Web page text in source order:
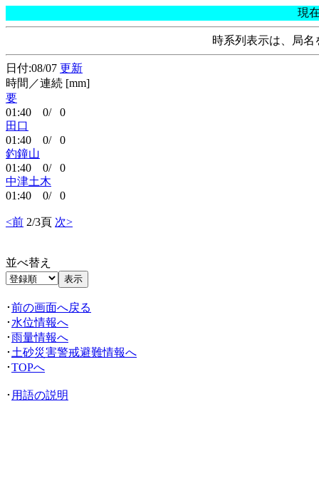
現
時系列表示は、局
日付:08/07 更新
時間／連続 [mm]
要
01:40 0/ 0
田口
01:40 0/ 0
釣鐘山
01:40 0/ 0
中津土木
01:40 0/ 0
<前 2/3頁 次>
並べ替え
･前の画面へ戻る
･ 水位情報へ
･雨量情報へ
･ 土砂災害警戒避難情報へ
･TOPへ
･ 用語の説明